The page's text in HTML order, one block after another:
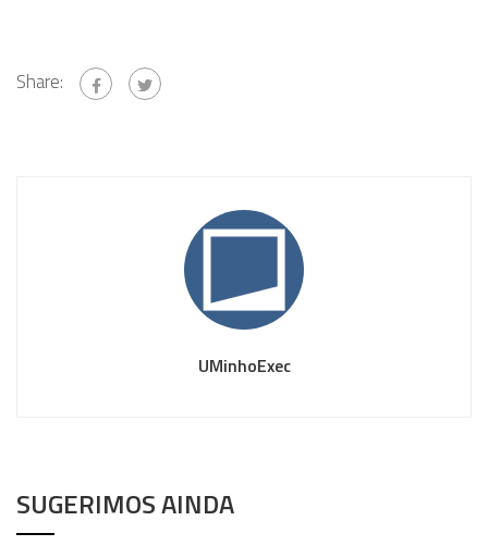
Share:
UMinhoExec
SUGERIMOS AINDA